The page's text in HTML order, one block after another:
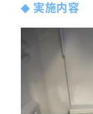
◆実施内容